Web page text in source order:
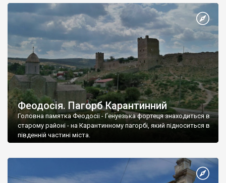
Феодосія. Пагорб Карантинний
Головна памятка Феодосії - Генуезька фортеця знаходиться в
старому районі - на Карантинному пагорбі, який підноситься в
південній частині міста.